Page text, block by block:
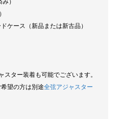
）
ケース（新品または新古品）
ター装着も可能でございます。
望の方は別途全弦アジャスター